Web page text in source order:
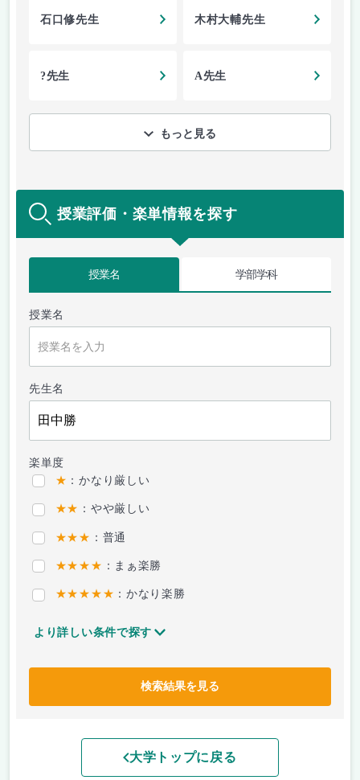
石口修先生 木村大輔先生
?先生 A先生
もっと見る
授業評価・楽単情報を探す
授業名 学部学科
授業名
先生名
楽単度
★ ：かなり厳しい
★★ ：やや厳しい
★★★ ：普通
★★★★ ：まぁ楽勝
★★★★★ ：かなり楽勝
より詳しい条件で探す
検索結果を見る
大学トップに戻る